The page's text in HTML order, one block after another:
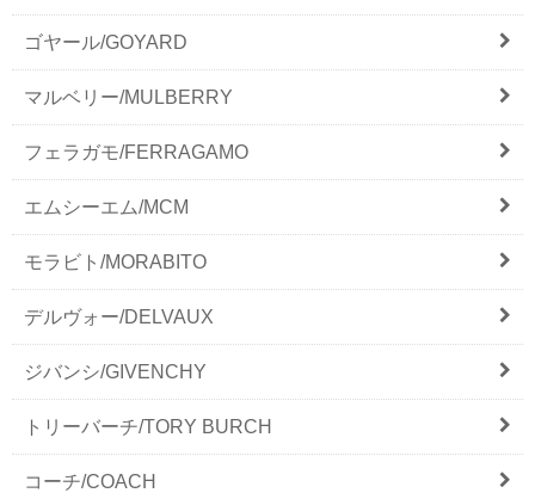
ゴヤール/GOYARD
マルベリー/MULBERRY
フェラガモ/FERRAGAMO
エムシーエム/MCM
モラビト/MORABITO
デルヴォー/DELVAUX
ジバンシ/GIVENCHY
トリーバーチ/TORY BURCH
コーチ/COACH